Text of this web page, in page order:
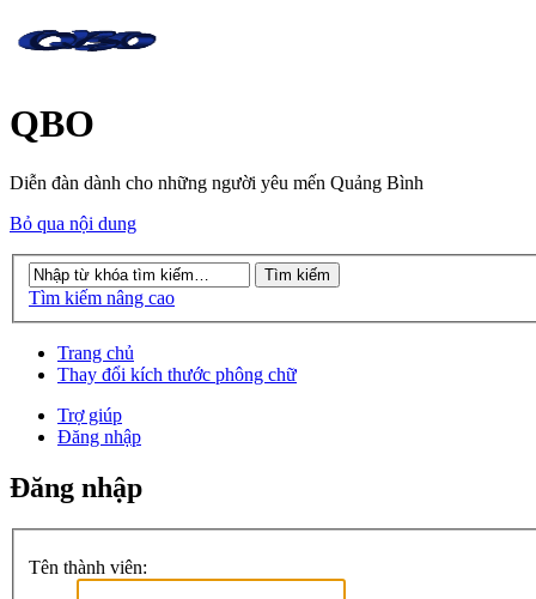
QBO
Diễn đàn dành cho những người yêu mến Quảng Bình
Bỏ qua nội dung
Tìm kiếm nâng cao
Trang chủ
Thay đổi kích thước phông chữ
Trợ giúp
Đăng nhập
Đăng nhập
Tên thành viên: